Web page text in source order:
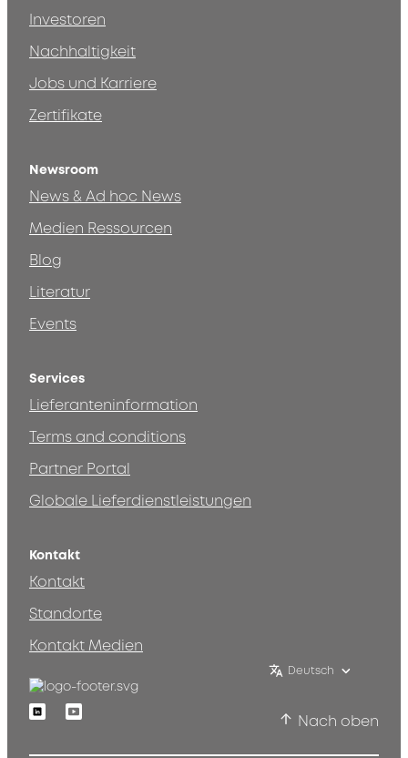
Investoren
Nachhaltigkeit
Jobs und Karriere
Zertifikate
Newsroom
News & Ad hoc News
Medien Ressourcen
Blog
Literatur
Events
Services
Lieferanteninformation
Terms and conditions
Partner Portal
Globale Lieferdienstleistungen
Kontakt
Kontakt
Standorte
Kontakt Medien
Deutsch
LinkedinYoutube
Nach oben